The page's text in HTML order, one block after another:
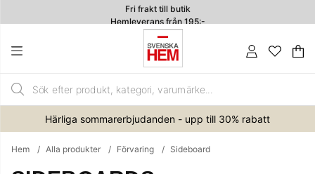
Hemleverans från 195:-
4.7
.
Härliga sommarerbjudanden - upp till 30% rabatt
Hem Alla produkter Förvaring Sideboard